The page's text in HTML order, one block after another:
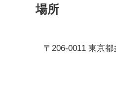
場所
〒206-0011 東京